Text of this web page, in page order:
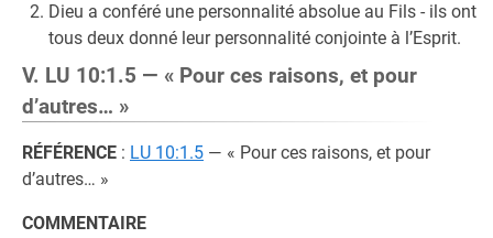
Dieu a conféré une personnalité absolue au Fils - ils ont
tous deux donné leur personnalité conjointe à l’Esprit.
V. LU 10:1.5 — « Pour ces raisons, et pour
d’autres… »
RÉFÉRENCE : LU 10:1.5 — « Pour ces raisons, et pour
d’autres… »
COMMENTAIRE